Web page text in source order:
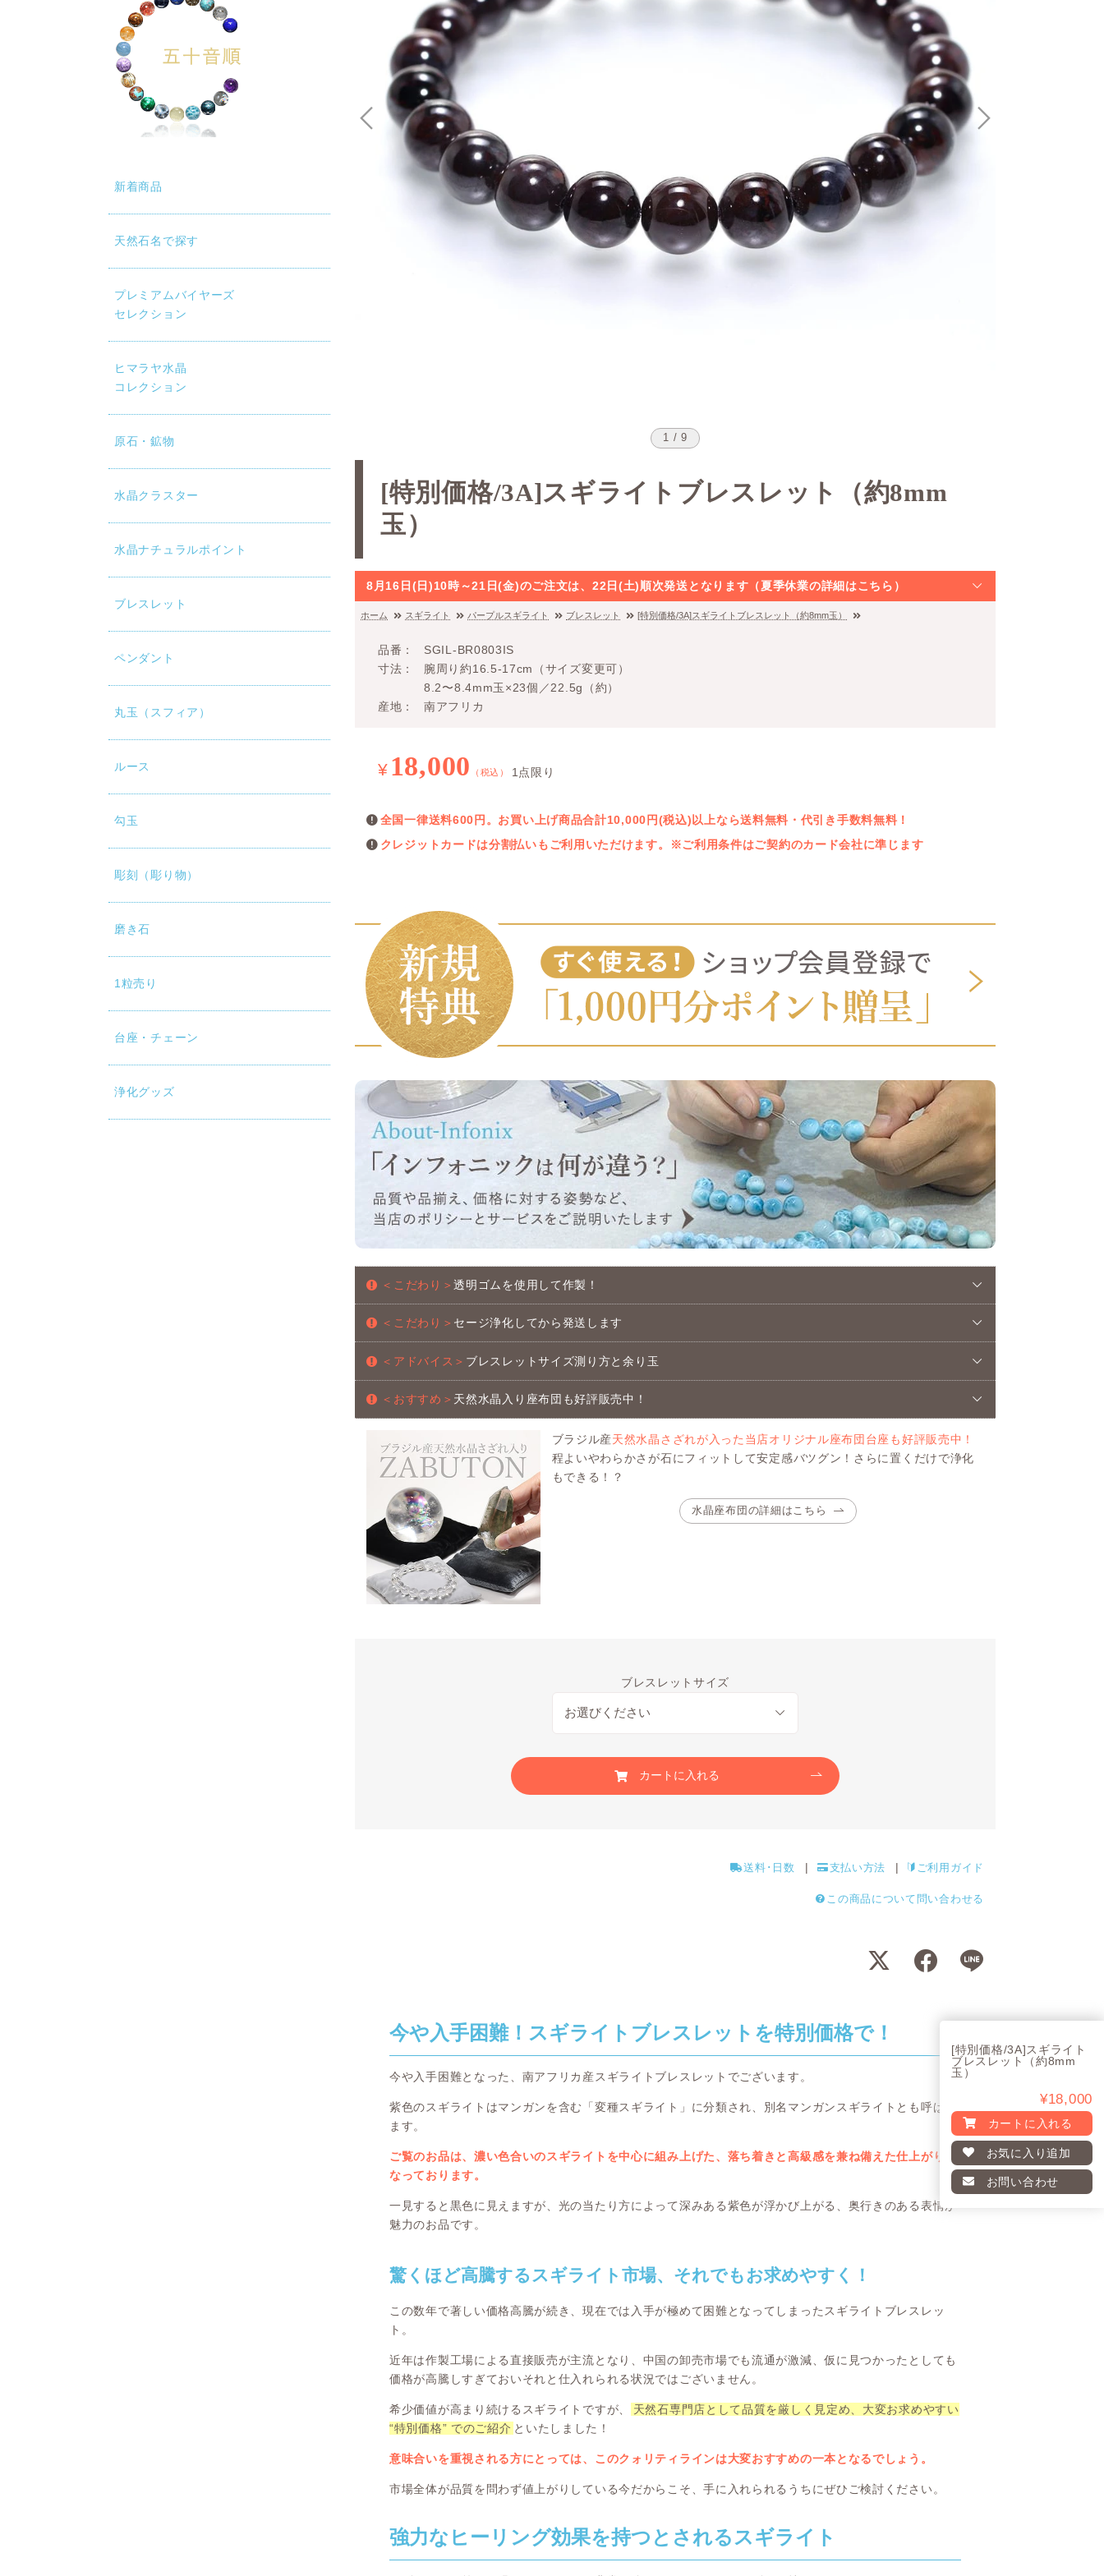
新着商品
天然石名で探す
プレミアムバイヤーズ
セレクション
ヒマラヤ水晶
コレクション
原石・鉱物
水晶クラスター
水晶ナチュラルポイント
ブレスレット
ペンダント
丸玉（スフィア）
ルース
勾玉
彫刻（彫り物）
磨き石
1粒売り
台座・チェーン
浄化グッズ
再生時に画質が低い場合は、設定（⚙）から「1080p HD」
1 / 9
[特別価格/3A]スギライトブレスレット（約8mm
玉）
8月16日(日)10時～21日(金)のご注文は、22日(土)順次発送となります（夏季休業の詳細はこちら）
ホーム スギライト パープルスギライト ブレスレット [特別価格/3A]スギライトブレスレット（約8mm玉）
品番
SGIL-BR0803IS
寸法
腕周り約16.5-17cm（サイズ変更可）
8.2〜8.4mm玉×23個／22.5g（約）
産地
南アフリカ
¥ 18,000 （税込） 1点限り
全国一律送料600円。お買い上げ商品合計10,000円(税込)以上なら送料無料・代引き手数料無料！
クレジットカードは分割払いもご利用いただけます。※ご利用条件はご契約のカード会社に準じます
＜こだわり＞透明ゴムを使用して作製！
＜こだわり＞ セージ浄化してから発送します
＜アドバイス＞ ブレスレットサイズ測り方と余り玉
＜おすすめ＞ 天然水晶入り座布団も好評販売中！
ブラジル産天然水晶さざれが入った当店オリジナル座布団台座も好評販売中！
程よいやわらかさが石にフィットして安定感バツグン！さらに置くだけで浄化
もできる！？
水晶座布団の詳細はこちら
ブレスレットサイズ
カートに入れる
[特別価格/3A]スギライト
ブレスレット（約8mm
玉）
¥18,000
カートに入れる
お気に入り追加
お問い合わせ
送料･日数 支払い方法 ご利用ガイド
この商品について問い合わせる
今や入手困難！スギライトブレスレットを特別価格で！
今や入手困難となった、南アフリカ産スギライトブレスレットでございます。
紫色のスギライトはマンガンを含む「変種スギライト」に分類され、別名マンガンスギライトとも呼ばれ
ます。
ご覧のお品は、濃い色合いのスギライトを中心に組み上げた、落ち着きと高級感を兼ね備えた仕上がりと
なっております。
一見すると黒色に見えますが、光の当たり方によって深みある紫色が浮かび上がる、奥行きのある表情が
魅力のお品です。
驚くほど高騰するスギライト市場、それでもお求めやすく！
この数年で著しい価格高騰が続き、現在では入手が極めて困難となってしまったスギライトブレスレッ
ト。
近年は作製工場による直接販売が主流となり、中国の卸売市場でも流通が激減、仮に見つかったとしても
価格が高騰しすぎておいそれと仕入れられる状況ではございません。
希少価値が高まり続けるスギライトですが、
天然石専門店として品質を厳しく見定め、大変お求めやすい
“特別価格” でのご紹介 といたしました！
意味合いを重視される方にとっては、このクォリティラインは大変おすすめの一本となるでしょう。
市場全体が品質を問わず値上がりしている今だからこそ、手に入れられるうちにぜひご検討ください。
強力なヒーリング効果を持つとされるスギライト